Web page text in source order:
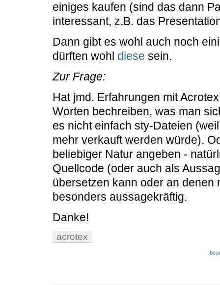
einiges kaufen (sind das dann
interessant, z.B. das
Dann gibt es wohl auch noch
dürften wohl diese sein.
Zur Frage:
Hat jmd. Erfahrungen mit
Worten bechreiben, was man
es nicht einfach sty-Dateien
mehr verkauft werden würde).
beliebiger Natur angeben -
Quellcode (oder auch als
übersetzen kann oder an denen
besonders aussagekräftig.
Danke!
acrotex